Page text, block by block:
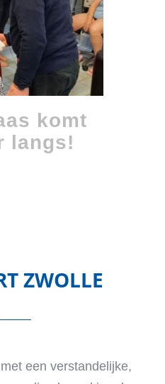
komt
langs!
ZWOLLE
een verstandelijke,